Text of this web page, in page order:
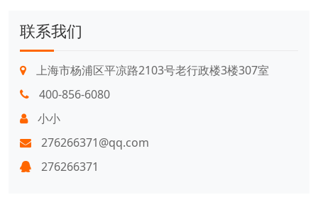
联系我们
上海市杨浦区平凉路2103号老行政楼3楼307室
400-856-6080
小小
276266371@qq.com
276266371